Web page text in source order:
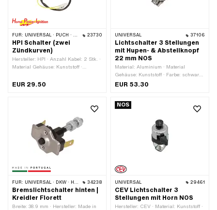
FÜR: UNIVERSAL · PUCH · SACHS · PONY / CILO (BETA 521 & 512) · PIAGGIO · ZÜNDAPP BELMONDO 23730
HPI Schalter (zwei
Zündkurven)
Hersteller: HPI · Anzahl Kabel: 2 Stk. ·
Material Gehäuse: Kunststoff ·
Unterbau: Stahl · Farbe: rot ·
Kabellänge: 500 mm · Ø Lenker: 22
EUR 29.50
UNIVERSAL 37106
Lichtschalter 3 Stellungen
mit Hupen- & Abstellknopf
22 mm NOS
Material: Aluminium · Material
Gehäuse: Kunststoff · Farbe: schwarz
· Anzahl Stellungen: 3 Stk. · Ø Lenker:
EUR 53.30
FÜR: UNIVERSAL · DKW · HERCULES · KREIDLER · ZÜNDAPP 34238
Bremslichtschalter hinten |
Kreidler Florett
Breite: 38.9 mm · Hersteller: Made in
NOS
UNIVERSAL 29461
CEV Lichtschalter 3
Stellungen mit Horn NOS
Hersteller: CEV · Material: Kunststoff ·